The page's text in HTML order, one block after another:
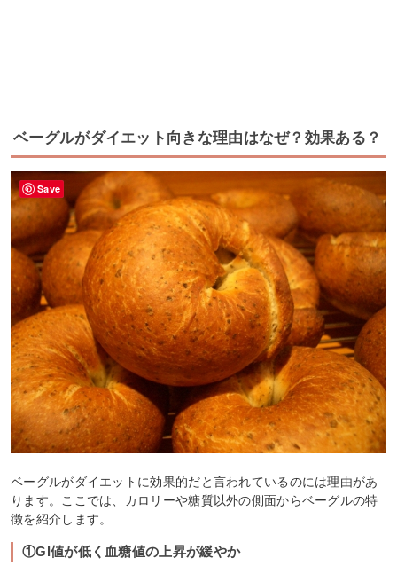
ベーグルがダイエット向きな理由はなぜ？効果ある？
ベーグルがダイエットに効果的だと言われているのには理由があ
ります。ここでは、カロリーや糖質以外の側面からベーグルの特
徴を紹介します。
①GI値が低く血糖値の上昇が緩やか
Save